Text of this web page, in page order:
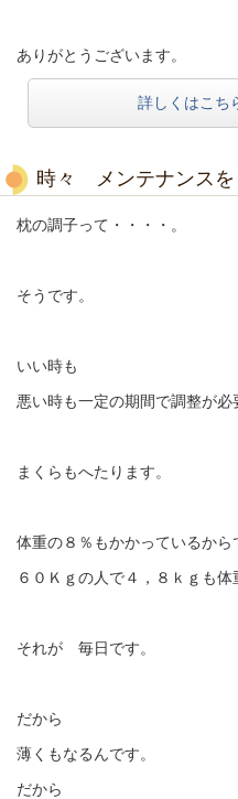
ありがとうございます。
詳しくはこち
時々 メンテナンスを
枕の調子って・・・・。
そうです。
いい時も
悪い時も一定の期間で調整が必
まくらもへたります。
体重の８％もかかっているから
６０Ｋｇの人で４，８ｋｇも体
それが 毎日です。
だから
薄くもなるんです。
だから